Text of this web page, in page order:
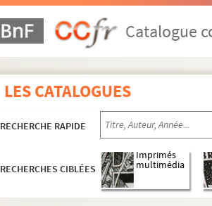
Catalogue
LES CATALOGUES
RECHERCHE RAPIDE
RECHERCHES CIBLÉES
Imprimés
multimédia